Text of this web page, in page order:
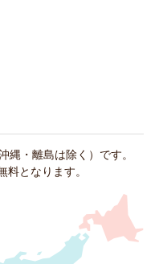
縄・離島は除く）です。
となります。